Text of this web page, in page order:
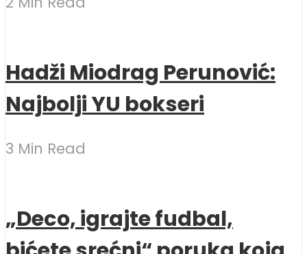
Hadži Miodrag Perunović:
Najbolji YU bokseri
3 Min Read
„Deco, igrajte fudbal,